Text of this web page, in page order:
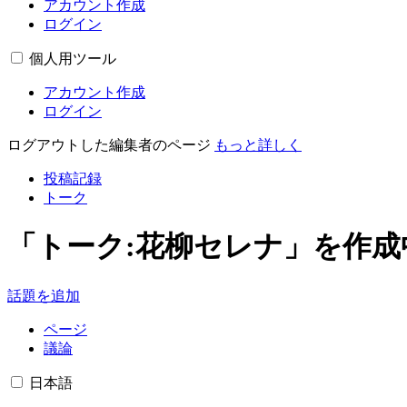
アカウント作成
ログイン
個人用ツール
アカウント作成
ログイン
ログアウトした編集者のページ もっと詳しく
投稿記録
トーク
「 トーク:花柳セレナ 」を作
話題を追加
ページ
議論
日本語